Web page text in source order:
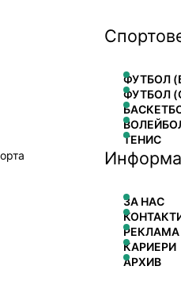
ФУТБОЛ
ФУТБОЛ
ТЕНИС
ЗА НАС
РЕКЛАМА
КАРИЕРИ
АРХИВ